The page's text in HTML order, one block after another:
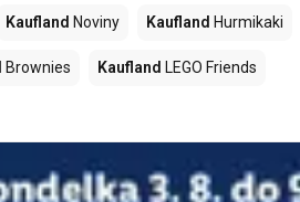
Kaufland Noviny Kaufland Hurmikaki
Brownies Kaufland LEGO Friends